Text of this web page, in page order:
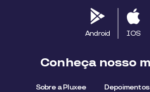
Android IOS
Conheça nosso
Sobre a Pluxee